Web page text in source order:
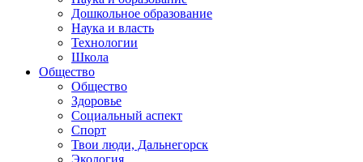
Дошкольное образование
Наука и власть
Технологии
Школа
Общество
Общество
Здоровье
Социальный аспект
Спорт
Твои люди, Дальнегорск
Экология